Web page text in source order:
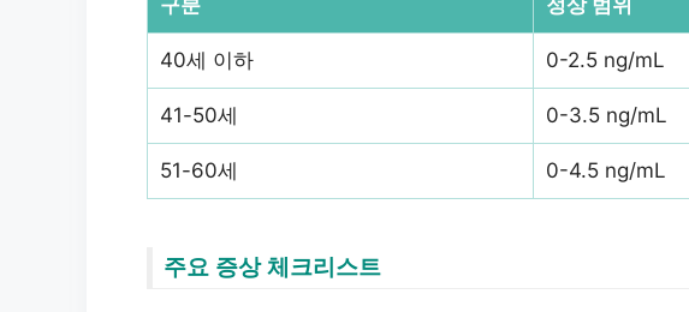
40세 이하 0-2.5 ng/mL
41-50세 0-3.5 ng/mL
51-60세 0-4.5 ng/mL
주요 증상 체크리스트